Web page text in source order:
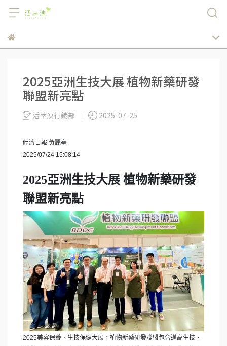
2025亞洲生技大展 植物新藥研發
聯盟新亮點
活萃泱行銷部 2025-07-25
經濟日報 黃麗亭
2025/07/24 15:08:14
2025亞洲生技大展 植物新藥研發
聯盟新亮點
2025美容保養．生技保健大展，植物新藥研發聯盟包含邁高生技、